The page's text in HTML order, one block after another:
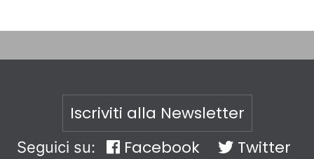
Iscriviti alla Newsletter
Seguici su: Facebook
Twitter